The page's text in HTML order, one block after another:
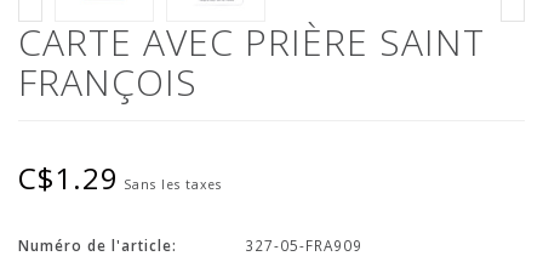
CARTE AVEC PRIÈRE SAINT
FRANÇOIS
C$1.29 Sans les taxes
Numéro de l'article:
327-05-FRA909